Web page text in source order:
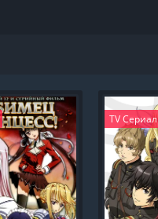
TV Сериал